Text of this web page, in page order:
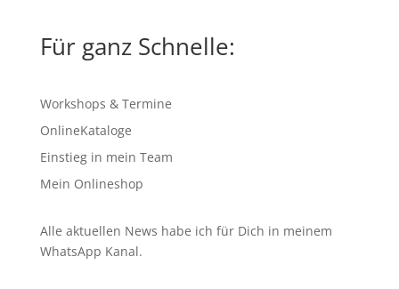
Für ganz Schnelle:
Workshops & Termine
OnlineKataloge
Einstieg in mein Team
Mein Onlineshop
Alle aktuellen News habe ich für Dich in meinem
WhatsApp Kanal.